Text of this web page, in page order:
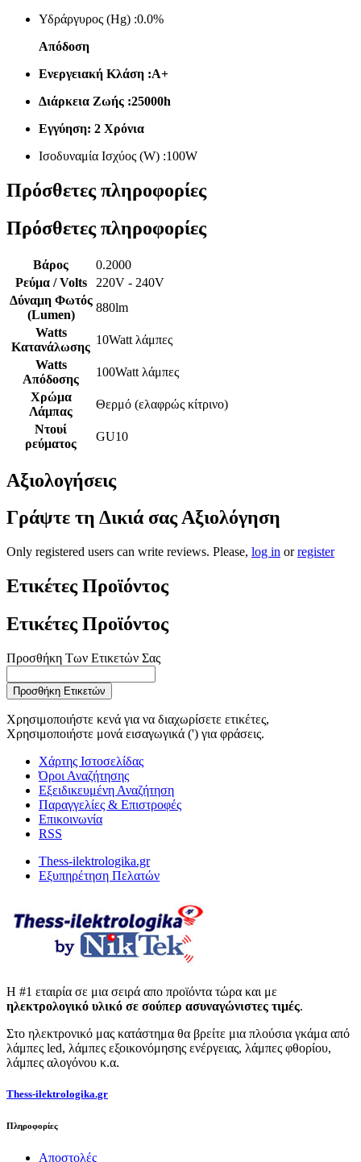
Υδράργυρος (Hg) :0.0%
Απόδοση
Ενεργειακή Κλάση :Α+
Διάρκεια Ζωής :25000h
Εγγύηση: 2 Χρόνια
Ισοδυναμία Ισχύος (W) :100W
Πρόσθετες πληροφορίες
Πρόσθετες πληροφορίες
Βάρος
0.2000
Ρεύμα / Volts
220V - 240V
Δύναμη Φωτός
(Lumen)
880lm
Watts
Κατανάλωσης
10Watt λάμπες
Watts
Απόδοσης
100Watt λάμπες
Χρώμα
Λάμπας
Θερμό (ελαφρώς κίτρινο)
Ντουί
ρεύματος
GU10
Αξιολογήσεις
Γράψτε τη Δικιά σας Αξιολόγηση
Only registered users can write reviews. Please, log in orregister
Ετικέτες Προϊόντος
Ετικέτες Προϊόντος
Προσθήκη Των Ετικετών Σας
Προσθήκη Ετικετών
Χρησιμοποιήστε κενά για να διαχωρίσετε ετικέτες,
Χρησιμοποιήστε μονά εισαγωγικά (') για φράσεις.
Χάρτης Ιστοσελίδας
Όροι Αναζήτησης
Εξειδικευμένη Αναζήτηση
Παραγγελίες & Επιστροφές
Επικοινωνία
RSS
Thess-ilektrologika.gr
Εξυπηρέτηση Πελατών
Η #1 εταιρία σε μια σειρά απο προϊόντα τώρα και με
ηλεκτρολογικό υλικό σε σούπερ ασυναγώνιστες τιμές.
Στο ηλεκτρονικό μας κατάστημα θα βρείτε μια πλούσια γκάμα από
λάμπες led, λάμπες εξοικονόμησης ενέργειας, λάμπες φθορίου,
λάμπες αλογόνου κ.α.
Thess-ilektrologika.gr
Πληροφορίες
Αποστολές